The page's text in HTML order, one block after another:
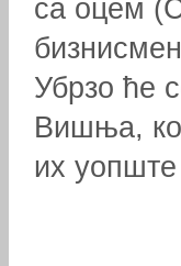
са оцем
Убрзо ће
Вишња, ко
их